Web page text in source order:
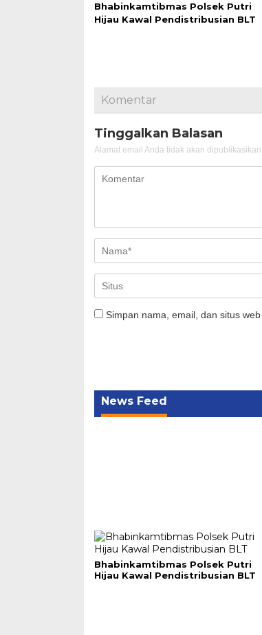
Bhabinkamtibmas Polsek Putri
Hijau Kawal Pendistribusian BLT
Komentar
Tinggalkan Balasan
Alamat email Anda tidak akan dipublikasikan.
Simpan nama, email, dan situs
News Feed
Bhabinkamtibmas Polsek Putri
Hijau Kawal Pendistribusian BLT